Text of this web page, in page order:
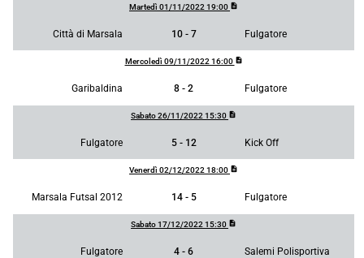
Martedì 01/11/2022 19:00 description
Città di Marsala 10 - 7 Fulgatore
Mercoledì 09/11/2022 16:00 description
Garibaldina 8 - 2 Fulgatore
Sabato 26/11/2022 15:30 description
Fulgatore 5 - 12 Kick Off
Venerdì 02/12/2022 18:00 description
Marsala Futsal 2012 14 - 5 Fulgatore
Sabato 17/12/2022 15:30 description
Fulgatore 4 - 6 Salemi Polisportiva